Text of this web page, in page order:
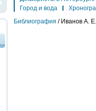
Город и вода
Библиография / Иванов А.